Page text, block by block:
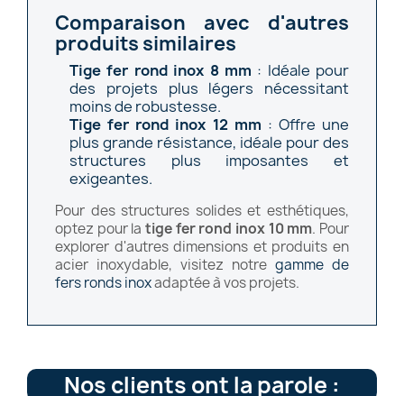
Comparaison avec d'autres
produits similaires
Tige fer rond inox 8 mm : Idéale pour
des projets plus légers nécessitant
moins de robustesse.
Tige fer rond inox 12 mm : Offre une
plus grande résistance, idéale pour des
structures plus imposantes et
exigeantes.
Pour des structures solides et esthétiques,
optez pour la tige fer rond inox 10 mm. Pour
explorer d'autres dimensions et produits en
acier inoxydable, visitez notre gamme de
fers ronds inoxadaptée à vos projets.
Nos clients ont la parole :